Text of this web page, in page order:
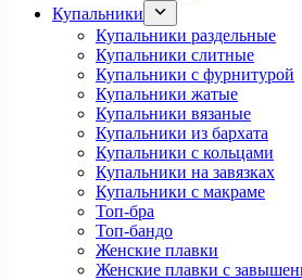
Купальники
Купальники раздельные
Купальники слитные
Купальники с фурнитурой
Купальники жатые
Купальники вязаные
Купальники из бархата
Купальники с кольцами
Купальники на завязках
Купальники с макраме
Топ-бра
Топ-бандо
Женские плавки
Женские плавки с